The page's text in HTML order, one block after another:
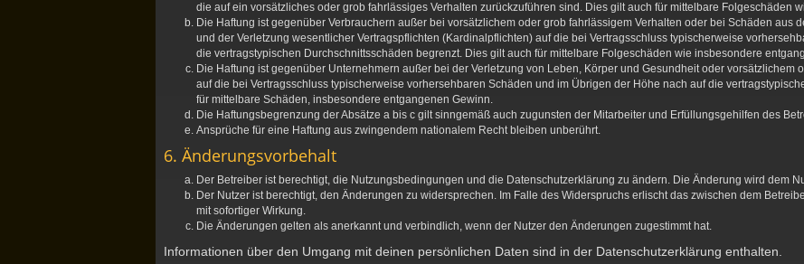
die auf ein vorsätzliches oder grob fahrlässiges Verhalten zurückzuführen sind. Dies gilt auch für mittelbare Folgeschäden
Die Haftung ist gegenüber Verbrauchern außer bei vorsätzlichem oder grob fahrlässigem Verhalten oder bei Schäden aus
und der Verletzung wesentlicher Vertragspflichten (Kardinalpflichten) auf die bei Vertragsschluss typischerweise
die vertragstypischen Durchschnittsschäden begrenzt. Dies gilt auch für mittelbare Folgeschäden wie insbesondere
Die Haftung ist gegenüber Unternehmern außer bei der Verletzung von Leben, Körper und Gesundheit oder vorsätzlichem
auf die bei Vertragsschluss typischerweise vorhersehbaren Schäden und im Übrigen der Höhe nach auf die
für mittelbare Schäden, insbesondere entgangenen Gewinn.
Die Haftungsbegrenzung der Absätze a bis c gilt sinngemäß auch zugunsten der Mitarbeiter und Erfüllungsgehilfen des
Ansprüche für eine Haftung aus zwingendem nationalem Recht bleiben unberührt.
6. Änderungsvorbehalt
Der Betreiber ist berechtigt, die Nutzungsbedingungen und die Datenschutzerklärung zu ändern. Die Änderung wird dem
Der Nutzer ist berechtigt, den Änderungen zu widersprechen. Im Falle des Widerspruchs erlischt das zwischen dem
mit sofortiger Wirkung.
Die Änderungen gelten als anerkannt und verbindlich, wenn der Nutzer den Änderungen zugestimmt hat.
Informationen über den Umgang mit deinen persönlichen Daten sind in der Datenschutzerklärung enthalten.